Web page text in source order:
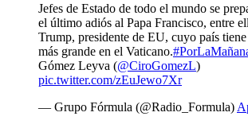
Jefes de Estado de todo el mundo se
el último adiós al Papa Francisco, entre
Trump, presidente de EU, cuyo país tiene
más grande en el Vaticano.
Gómez Leyva (@CiroGomezL)
pic.twitter.com/zEuJewo7Xr
— Grupo Fórmula (@Radio_Formula)